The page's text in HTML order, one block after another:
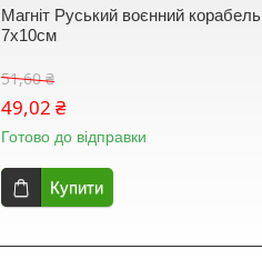
Магніт Руський воєнний корабель
7х10см
51,60 ₴
49,02 ₴
Готово до відправки
Купити